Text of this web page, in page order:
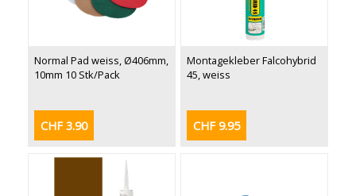
Normal Pad weiss, Ø406mm,
10mm 10 Stk/Pack
CHF 3.90
Montagekleber Falcohybrid
45, weiss
CHF 9.95